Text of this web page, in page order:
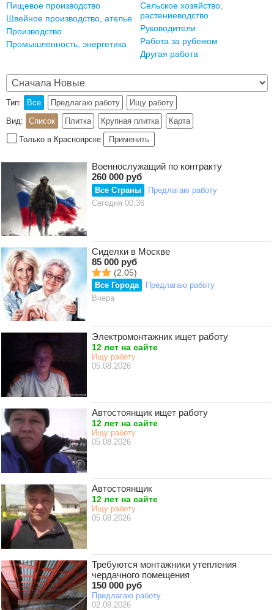
Пищевое производство
Швейное производство, ателье
Производство
Промышленность, энергетика
Сельское хозяйство,
растениеводство
Руководители
Работа за рубежом
Другая работа
Тип: Все Предлагаю работу
Ищу работу
Вид:
Список Плитка Крупная плитка
Карта
Только в Красноярске
Применить
Военнослужащий по контракту
260 000 руб
Все Страны
Предлагаю работу
Сегодня 00:36
Сиделки в Москве
85 000 руб
(2.05)
Все Города
Предлагаю работу
Вчера
Электромонтажник ищет работу
12 лет на сайте
Ищу работу
05.08.2026
Автостоянщик ищет работу
12 лет на сайте
Ищу работу
05.08.2026
Автостоянщик
12 лет на сайте
Ищу работу
05.08.2026
Требуются монтажники утепления
чердачного помещения
150 000 руб
Предлагаю работу
02.08.2026